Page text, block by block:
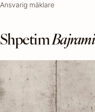
Ansvarig mäklare
ShpetimBajrami